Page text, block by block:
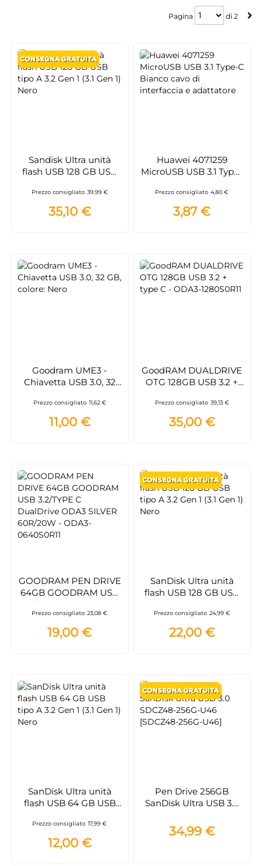
Pagina
Pagina di 2
Sandisk Ultra unità
flash USB 128 GB USB
1) Nero
Prezzo consigliato 39,99 €
35,10 €
Huawei 4071259
MicroUSB USB 3.1 Type-
interfaccia e adattatore
Prezzo consigliato 4,80 €
3,87 €
Goodram UME3 -
Chiavetta USB 3.0, 32
Prezzo consigliato 11,62 €
11,00 €
GoodRAM DUALDRIVE
OTG 128GB USB 3.2 +
1280S0R11
Prezzo consigliato 39,13 €
35,00 €
GOODRAM PEN DRIVE
64GB GOODRAM USB
3.2/TYPE C DualDrive
ODA3 SILVER 60R/20W
- ODA3-0640S0R11
Prezzo consigliato 23,08 €
19,00 €
SanDisk Ultra unità
flash USB 128 GB USB
1) Nero
Prezzo consigliato 24,99 €
22,00 €
SanDisk Ultra unità
flash USB 64 GB USB
1) Nero
Prezzo consigliato 17,99 €
12,00 €
Pen Drive 256GB
SanDisk Ultra USB 3.0
[SDCZ48-256G-U46]
34,99 €